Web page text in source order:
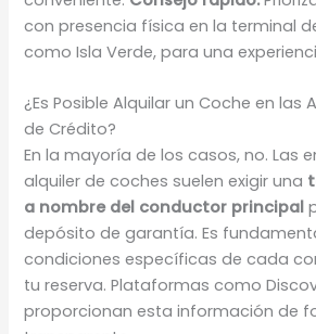
con presencia física en la terminal
como Isla Verde, para una
¿Es Posible Alquilar un Coche en las
de Crédito?
En la mayoría de los casos, no. Las
alquiler de coches suelen exigir una
a nombre del conductor principal
depósito de garantía. Es
condiciones específicas de cada
tu reserva. Plataformas como
proporcionan esta información de